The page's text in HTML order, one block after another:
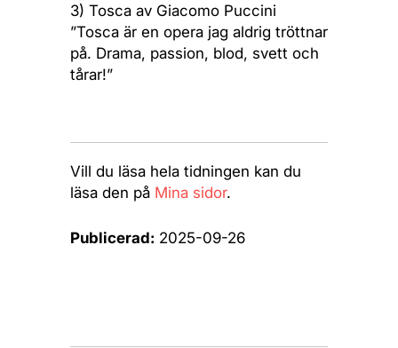
3) Tosca av Giacomo Puccini
”Tosca är en opera jag aldrig tröttnar
på. Drama, passion, blod, svett och
tårar!”
Vill du läsa hela tidningen kan du
läsa den på Mina sidor.
Publicerad: 2025-09-26